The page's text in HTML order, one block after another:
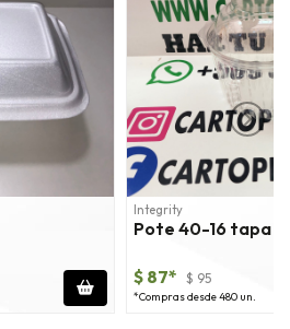
Integrity
Pote 40-16 tapa
$ 87* $ 95
*Compras desde 480 un.